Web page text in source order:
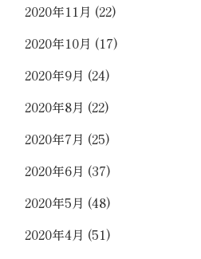
2020年11月 (22)
2020年10月 (17)
2020年9月 (24)
2020年8月 (22)
2020年7月 (25)
2020年6月 (37)
2020年5月 (48)
2020年4月 (51)